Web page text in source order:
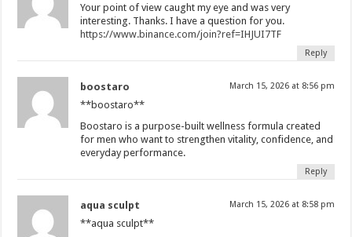
Your point of view caught my eye and was very
interesting. Thanks. I have a question for you.
https://www.binance.com/join?ref=IHJUI7TF
Reply
boostaro March 15, 2026 at 8:56 pm
**boostaro**
Boostaro is a purpose-built wellness formula created
for men who want to strengthen vitality, confidence, and
everyday performance.
Reply
aqua sculpt March 15, 2026 at 8:58 pm
**aqua sculpt**